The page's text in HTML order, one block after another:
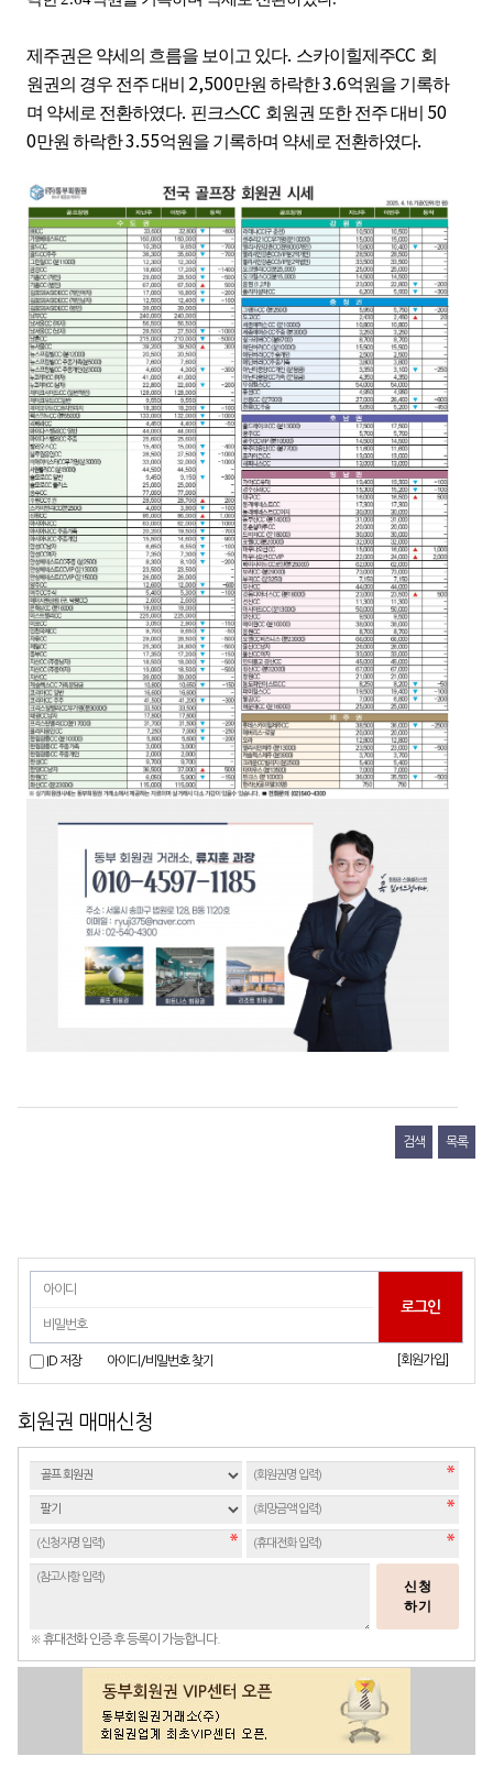
제주권은 약세의 흐름을 보이고 있다. 스카이힐제주CC 회
원권의 경우 전주 대비 2,500만원 하락한3.6억원을 기록하
며 약세로 전환하였다. 핀크스CC 회원권 또한 전주 대비 50
0만원 하락한3.55억원을 기록하며 약세로 전환하였다.
검색 목록
ID 저장 아이디/비밀번호 찾기 [회원가입]
회원권 매매신청
신청
하기
※ 휴대전화 인증 후 등록이 가능합니다.